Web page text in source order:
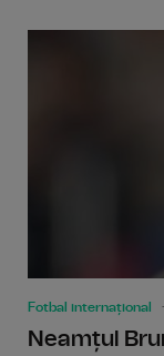
Fotbal internațional
Neamțul